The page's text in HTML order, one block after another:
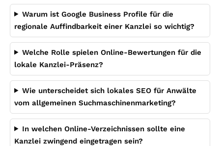
Warum ist Google Business Profile für die
regionale Auffindbarkeit einer Kanzlei so wichtig?
Welche Rolle spielen Online-Bewertungen für die
lokale Kanzlei-Präsenz?
Wie unterscheidet sich lokales SEO für Anwälte
vom allgemeinen Suchmaschinenmarketing?
In welchen Online-Verzeichnissen sollte eine
Kanzlei zwingend eingetragen sein?